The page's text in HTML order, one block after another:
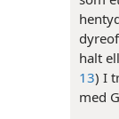
halt
13) I
med